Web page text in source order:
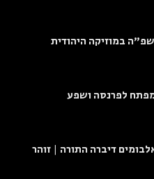
במוזיקה היהודית
לפרנסה ושפע
דיברה התורה | זוהר